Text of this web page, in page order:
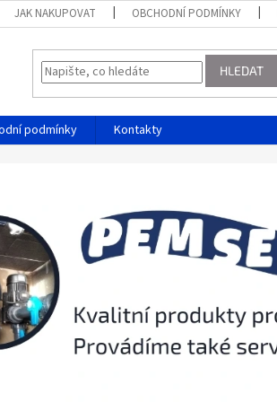
JAK NAKUPOVAT OBCHODNÍ PODMÍNKY
HLEDAT
podmínky Kontakty